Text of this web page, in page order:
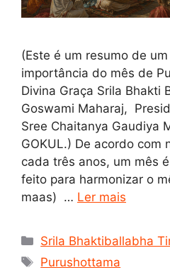
(Este é um resumo de
importância do mês de
Divina Graça Srila Bhakti
Goswami Maharaj,
Sree Chaitanya Gaudiya
GOKUL.) De acordo com
cada três anos, um mês
feito para harmonizar o
maas) … Ler mais
Categorias
Srila Bhaktiballabha
Tags
Purushottama